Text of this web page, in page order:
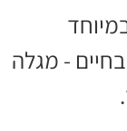
- מגלה